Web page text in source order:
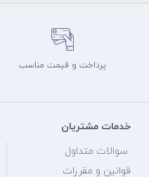
پرداخت و قیمت مناسب
خدمات مشتریان
سوالات متداول
قوانین و مقررات